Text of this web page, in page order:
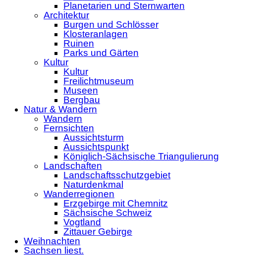
Planetarien und Sternwarten
Architektur
Burgen und Schlösser
Klosteranlagen
Ruinen
Parks und Gärten
Kultur
Kultur
Freilichtmuseum
Museen
Bergbau
Natur & Wandern
Wandern
Fernsichten
Aussichtsturm
Aussichtspunkt
Königlich-Sächsische Triangulierung
Landschaften
Landschaftsschutzgebiet
Naturdenkmal
Wanderregionen
Erzgebirge mit Chemnitz
Sächsische Schweiz
Vogtland
Zittauer Gebirge
Weihnachten
Sachsen liest.